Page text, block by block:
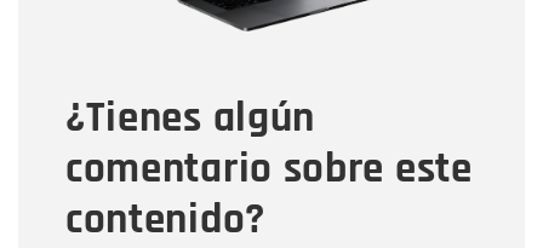
¿Tienes algún
comentario sobre este
contenido?
Tipo de comentario
Mensaje